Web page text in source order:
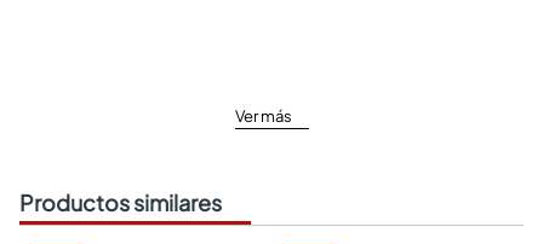
Ver más
Productos similares